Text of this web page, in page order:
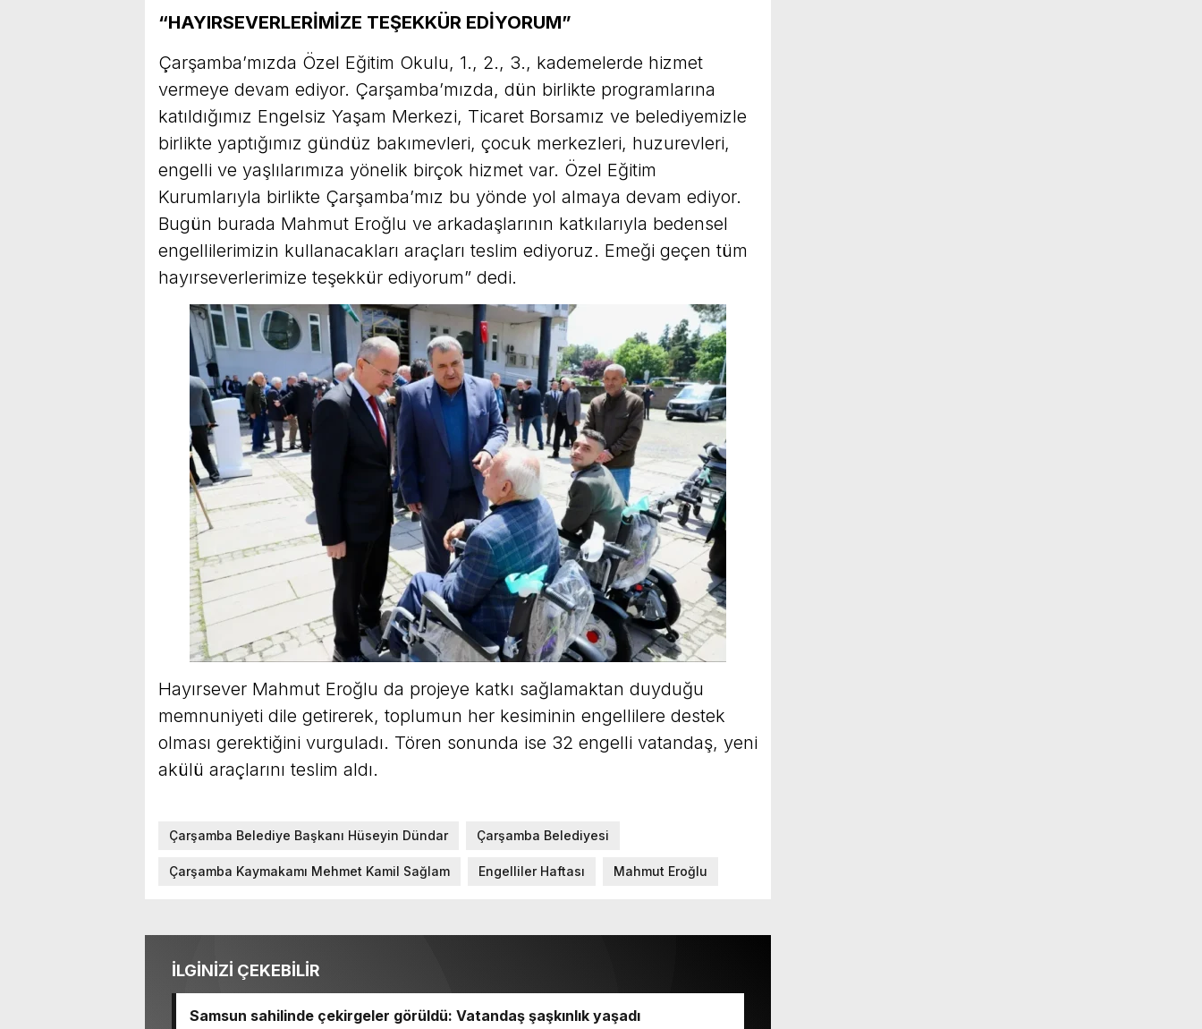
“HAYIRSEVERLERİMİZE TEŞEKKÜR EDİYORUM”
Çarşamba’mızda Özel Eğitim Okulu, 1., 2., 3., kademelerde hizmet
vermeye devam ediyor. Çarşamba’mızda, dün birlikte programlarına
katıldığımız Engelsiz Yaşam Merkezi, Ticaret Borsamız ve belediyemizle
birlikte yaptığımız gündüz bakımevleri, çocuk merkezleri, huzurevleri,
engelli ve yaşlılarımıza yönelik birçok hizmet var. Özel Eğitim
Kurumlarıyla birlikte Çarşamba’mız bu yönde yol almaya devam ediyor.
Bugün burada Mahmut Eroğlu ve arkadaşlarının katkılarıyla bedensel
engellilerimizin kullanacakları araçları teslim ediyoruz. Emeği geçen tüm
hayırseverlerimize teşekkür ediyorum” dedi.
Hayırsever Mahmut Eroğlu da projeye katkı sağlamaktan duyduğu
memnuniyeti dile getirerek, toplumun her kesiminin engellilere destek
olması gerektiğini vurguladı. Tören sonunda ise 32 engelli vatandaş, yeni
akülü araçlarını teslim aldı.
Çarşamba Belediye Başkanı Hüseyin Dündar Çarşamba Belediyesi
Çarşamba Kaymakamı Mehmet Kamil Sağlam Engelliler Haftası Mahmut Eroğlu
İLGİNİZİ ÇEKEBİLİR
Samsun sahilinde çekirgeler görüldü: Vatandaş şaşkınlık yaşadı